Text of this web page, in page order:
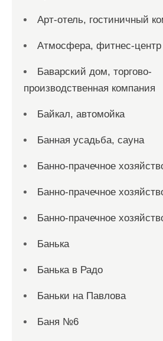
Арт-отель, гостиничный
Атмосфера, фитнес-центр
Баварский дом, торгово-
производственная компания
Байкал, автомойка
Банная усадьба, сауна
Банно-прачечное
Банно-прачечное
Банно-прачечное
Банька
Банька в Радо
Баньки на Павлова
Баня №6